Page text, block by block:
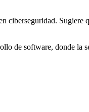
Sugiere
de software, donde la